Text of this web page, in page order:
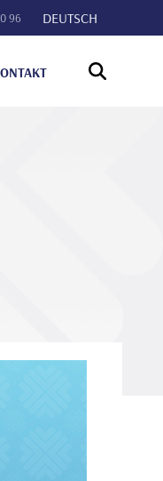
96 DEUTSCH